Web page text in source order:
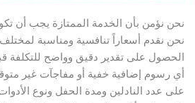
نحن نؤمن بأن الخدمة الممتازة يجب أن
نحن نقدم أسعاراً تنافسية ومناسبة لمختلف
الحصول على تقدير دقيق وواضح للتكلفة
أي رسوم إضافية خفية أو مفاجآت غير
على عدد النادلين ومدة الحفل ونوع